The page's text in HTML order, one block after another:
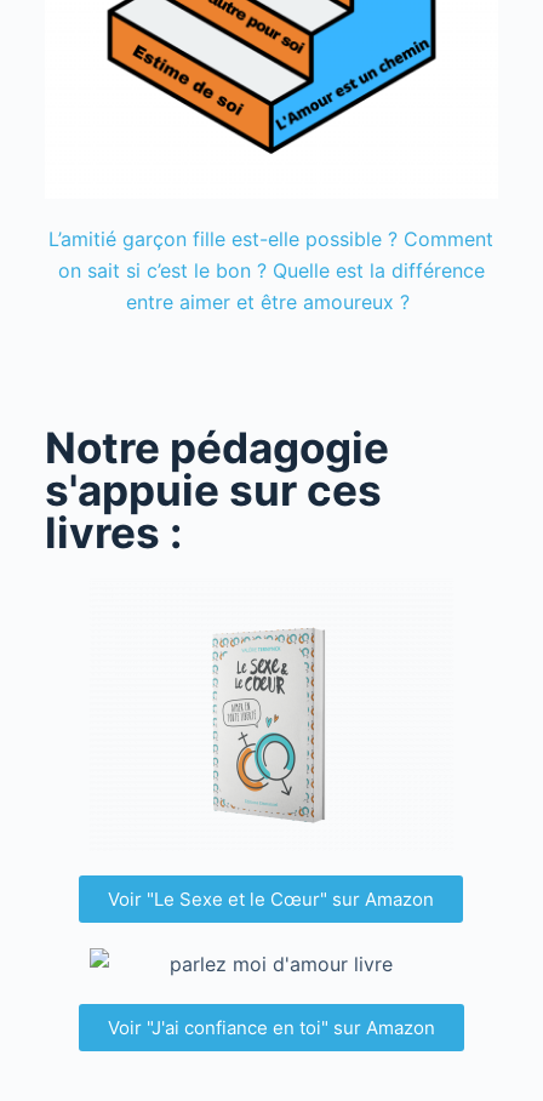
L’amitié garçon fille est-elle possible ? Comment
on sait si c’est le bon ? Quelle est la différence
entre aimer et être amoureux ?
Notre pédagogie
s'appuie sur ces
livres :
Voir "Le Sexe et le Cœur" sur Amazon
Voir "J'ai confiance en toi" sur Amazon